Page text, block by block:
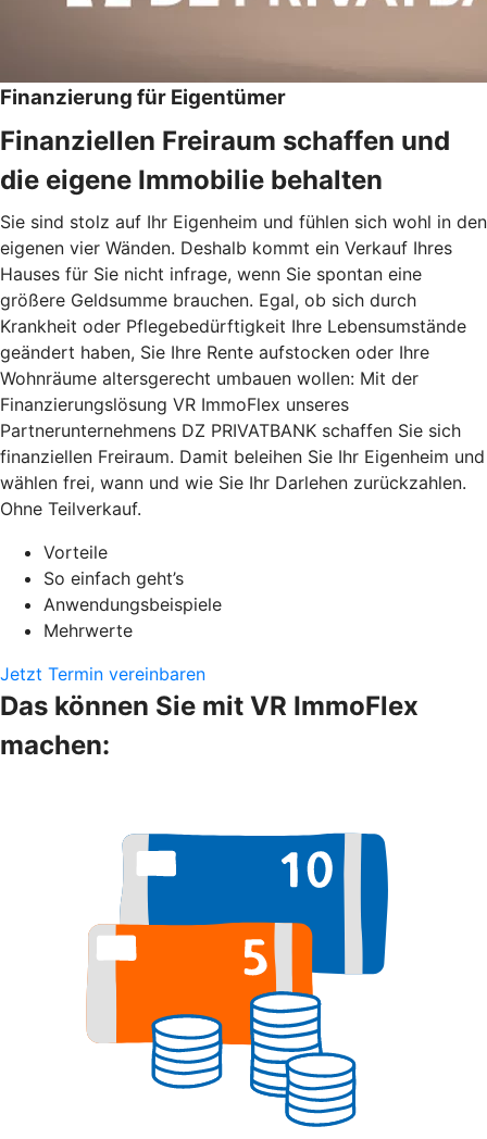
Finanzierung für Eigentümer
Finanziellen Freiraum schaffen und
die eigene Immobilie behalten
Sie sind stolz auf Ihr Eigenheim und fühlen sich wohl in den
eigenen vier Wänden. Deshalb kommt ein Verkauf Ihres
Hauses für Sie nicht infrage, wenn Sie spontan eine
größere Geldsumme brauchen. Egal, ob sich durch
Krankheit oder Pflegebedürftigkeit Ihre Lebensumstände
geändert haben, Sie Ihre Rente aufstocken oder Ihre
Wohnräume altersgerecht umbauen wollen: Mit der
Finanzierungslösung VR ImmoFlex unseres
Partnerunternehmens DZ PRIVATBANK schaffen Sie sich
finanziellen Freiraum. Damit beleihen Sie Ihr Eigenheim und
wählen frei, wann und wie Sie Ihr Darlehen zurückzahlen.
Ohne Teilverkauf.
Vorteile
So einfach geht’s
Anwendungsbeispiele
Mehrwerte
Jetzt Termin vereinbaren
Das können Sie mit VR ImmoFlex
machen: